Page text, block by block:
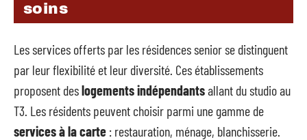
soins
Les services offerts par les résidences senior se distinguent
par leur flexibilité et leur diversité. Ces établissements
proposent deslogements indépendantsallant du studio au
T3. Les résidents peuvent choisir parmi une gamme de
services à la carte : restauration, ménage, blanchisserie.